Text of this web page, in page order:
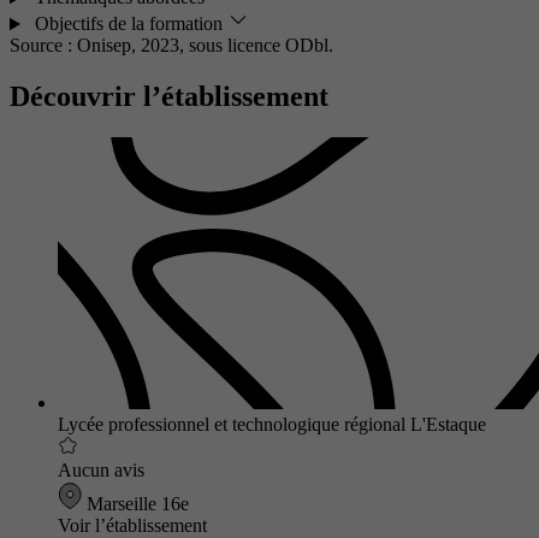
Objectifs de la formation
Source : Onisep, 2023, sous licence ODbl.
Découvrir l’établissement
Lycée professionnel et technologique régional L'Estaque
Aucun avis
Marseille 16e
Voir l’établissement